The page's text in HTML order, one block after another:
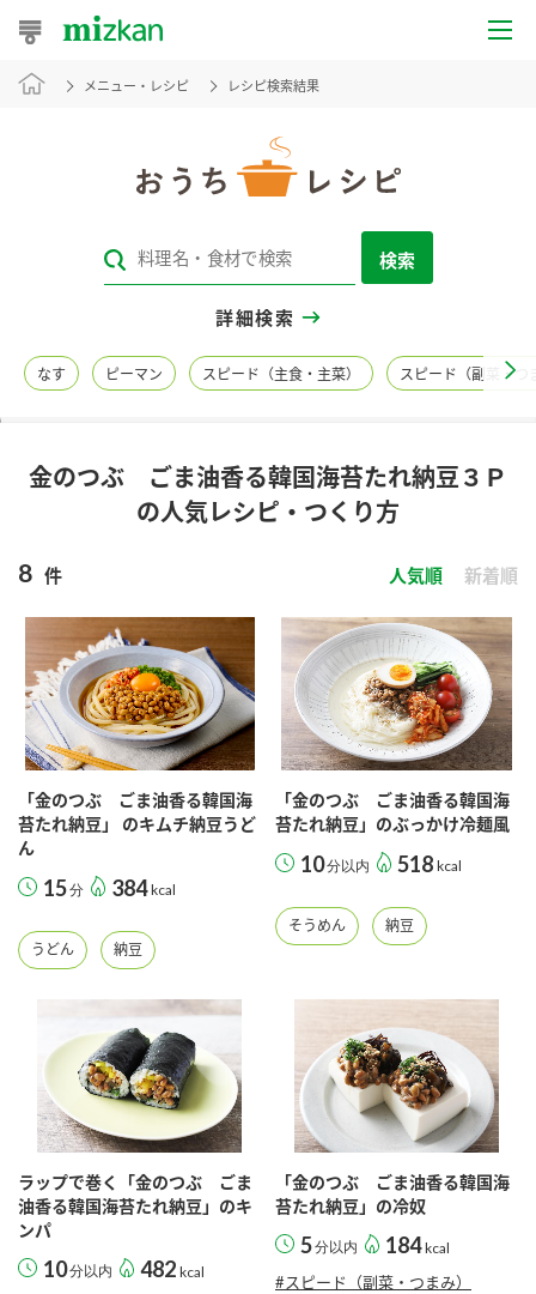
おうちレシピ
レシピカテゴリ一覧
レシピ名特集
商品情報
酢 調味酢
お酢ドリンク ぽん酢
みりん風・料理酒 鍋用調味料
たれ
スープ
クイック調味料 レモン果汁
ふりかけ おすしの素
新商品一覧
キャンペーン情報
ブランド・スペシャルサイト
ブランド・スペシャルサイト トップ
商品ブランドサイト
くらしプラ酢
カンタン酢
ぽん酢
かおりの蔵
つゆ
鍋なび
PIN印
企業情報
国内事業概要
ミツカングループについて
企業理念
ミツカンの歴史
ミツカンを知る
環境への取り組み
水の文化センター（アーカイブ）
ZENB initiative
採用情報
ニュースリリース
メニュー・レシピ レシピ検索結果
検索
詳細検索
なす ピーマン スピード（主食・主菜） スピード（副菜・つ
金のつぶ ごま油香る韓国海苔たれ納豆３Ｐ
の人気レシピ・つくり方
8 件 人気順 新着順
「金のつぶ ごま油香る韓国海
苔たれ納豆」 のキムチ納豆うど
ん
15分 384 kcal
うどん 納豆
「金のつぶ ごま油香る韓国海
苔たれ納豆」のぶっかけ冷麺風
10分以内 518 kcal
そうめん 納豆
ラップで巻く「金のつぶ ごま
油香る韓国海苔たれ納豆」のキ
ンパ
10分以内 482 kcal
「金のつぶ ごま油香る韓国海
苔たれ納豆」の冷奴
5分以内 184 kcal
#スピード（副菜・つまみ）